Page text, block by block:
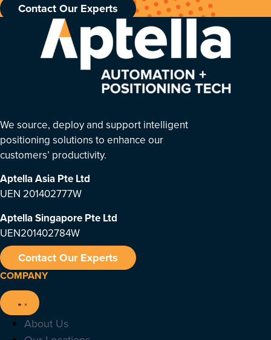
Contact Our Experts
We source, deploy and support intelligent
positioning solutions to enhance our
customers’ productivity.
Aptella Asia Pte Ltd
UEN 201402777W
Aptella Singapore Pte Ltd
UEN201402784W
Contact Our Experts
COMPANY
About Us